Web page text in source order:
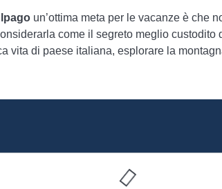
un’ottima meta per le vacanze è che
come il segreto meglio custodito
vita di paese italiana, esplorare la